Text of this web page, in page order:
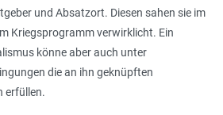
und Absatzort. Diesen sahen sie im
Kriegsprogramm verwirklicht. Ein
könne aber auch unter
die an ihn geknüpften
erfüllen.